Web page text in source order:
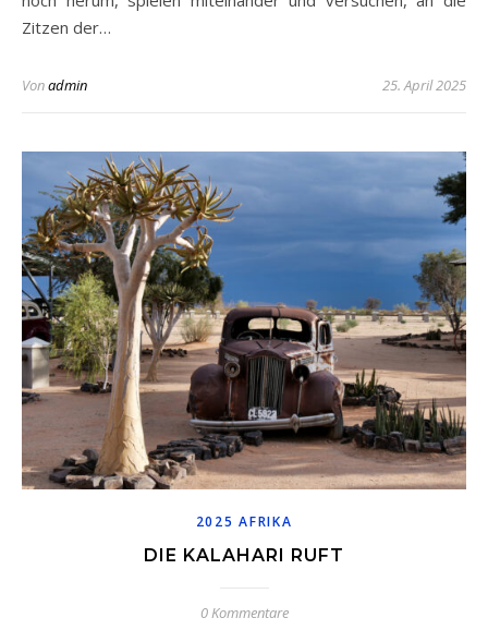
Zitzen der…
Vonadmin 25. April 2025
2025 AFRIKA
DIE KALAHARI RUFT
0 Kommentare